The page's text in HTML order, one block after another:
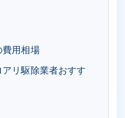
費用相場
リ駆除業者おすす